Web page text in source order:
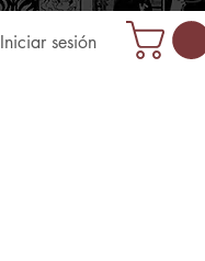
Iniciar sesión